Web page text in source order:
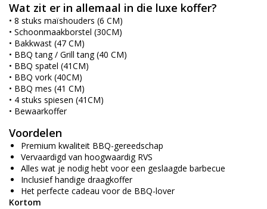
Wat zit er in allemaal in die luxe koffer?
• 8 stuks maïshouders (6 CM)
• Schoonmaakborstel (30CM)
• Bakkwast (47 CM)
• BBQ tang / Grill tang (40 CM)
• BBQ spatel (41CM)
• BBQ vork (40CM)
• BBQ mes (41 CM)
• 4 stuks spiesen (41CM)
• Bewaarkoffer
Voordelen
Premium kwaliteit BBQ-gereedschap
Vervaardigd van hoogwaardig RVS
Alles wat je nodig hebt voor een geslaagde barbecue
Inclusief handige draagkoffer
Het perfecte cadeau voor de BBQ-lover
Kortom